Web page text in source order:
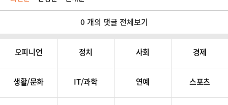
0 개의 댓글 전체보기
오피니언 정치 사회 경제
생활/문화 IT/과학 연예 스포츠